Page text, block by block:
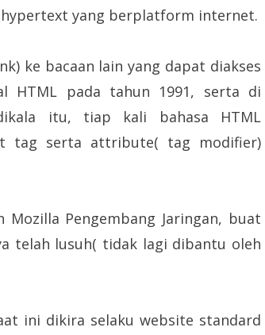
hypertext yang berplatform internet.
ke bacaan lain yang dapat diakses
HTML pada tahun 1991, serta di
itu, tiap kali bahasa HTML
tag serta attribute( tag modifier)
Mozilla Pengembang Jaringan, buat
telah lusuh( tidak lagi dibantu oleh
ini dikira selaku website standard